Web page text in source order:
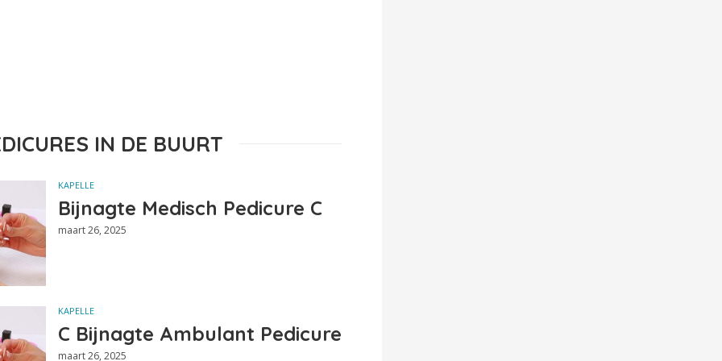
IN DE BUURT
KAPELLE
Bijnagte Medisch Pedicure C
maart 26, 2025
KAPELLE
C Bijnagte Ambulant Pedicure
maart 26, 2025